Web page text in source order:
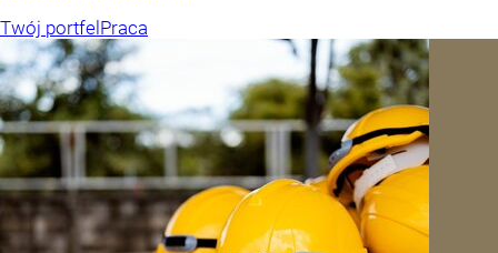
Twój portfel Praca